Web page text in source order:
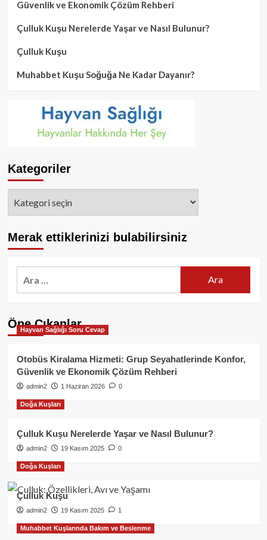
Güvenlik ve Ekonomik Çözüm Rehberi
Çulluk Kuşu Nerelerde Yaşar ve Nasıl Bulunur?
Çulluk Kuşu
Muhabbet Kuşu Soğuğa Ne Kadar Dayanır?
Kategoriler
Merak ettiklerinizi bulabilirsiniz
Öne Çıkanlar
Hayvan Sağlığı Soru Cevap
Otobüs Kiralama Hizmeti: Grup Seyahatlerinde Konfor,
Güvenlik ve Ekonomik Çözüm Rehberi
admin2 1 Haziran 2026 0
Doğa Kuşları
Çulluk Kuşu Nerelerde Yaşar ve Nasıl Bulunur?
admin2 19 Kasım 2025 0
Doğa Kuşları
Çulluk Kuşu
admin2 19 Kasım 2025 1
Muhabbet Kuşlarında Bakım ve Beslenme